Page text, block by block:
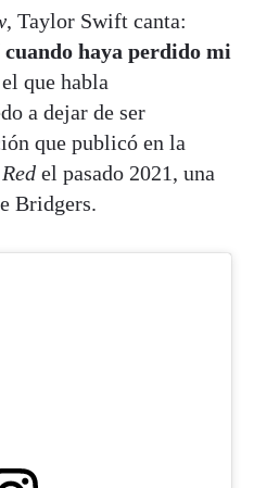
, Taylor Swift canta:
haya perdido mi
que habla
a dejar de ser
que publicó en la
Red el pasado 2021, una
Bridgers.